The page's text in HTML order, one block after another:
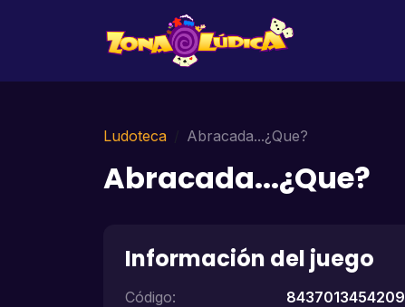
Ludoteca Abracada...¿Que?
Abracada...¿Que?
Información del juego
Código: 8437013454209